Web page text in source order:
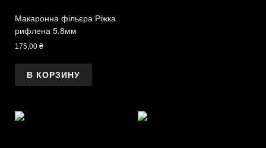
Макаронна фільєра Ріжка
рифлена 5.8мм
175,00 ₴
В КОРЗИНУ